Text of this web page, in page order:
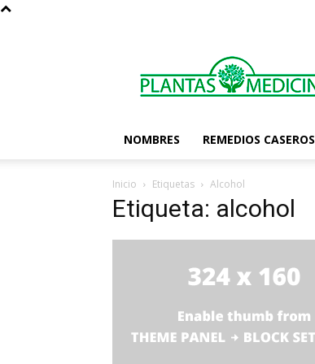
Plantas
Medicinales
NOMBRES REMEDIOS CASEROS
Inicio Etiquetas Alcohol
Etiqueta: alcohol